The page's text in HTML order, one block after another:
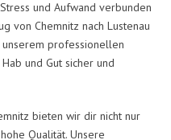
und Aufwand verbunden
von Chemnitz nach Lustenau
professionellen
und Gut sicher und
bieten wir dir nicht nur
Qualität. Unsere